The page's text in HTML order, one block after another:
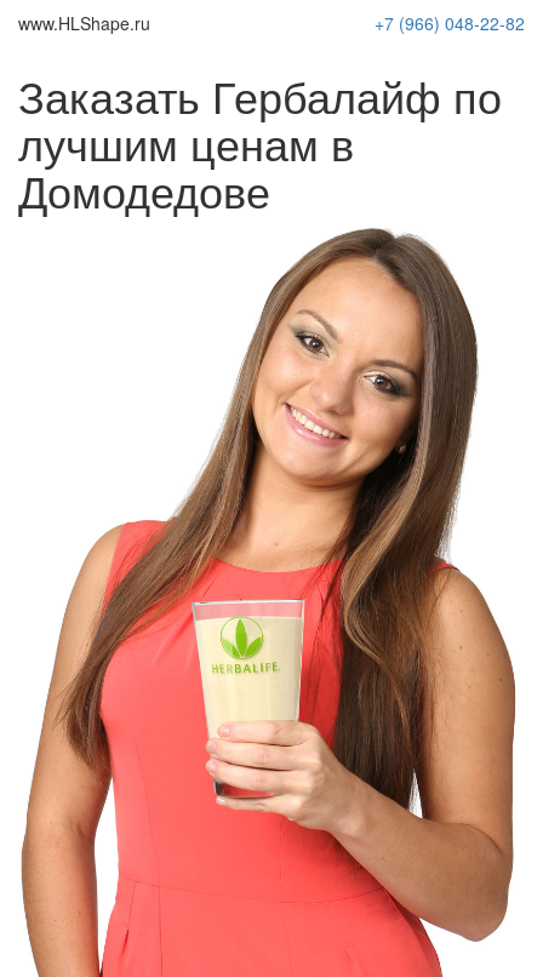
www.HLShape.ru +7 (966) 048-22-82
Заказать Гербалайф по
лучшим ценам в
Домодедове